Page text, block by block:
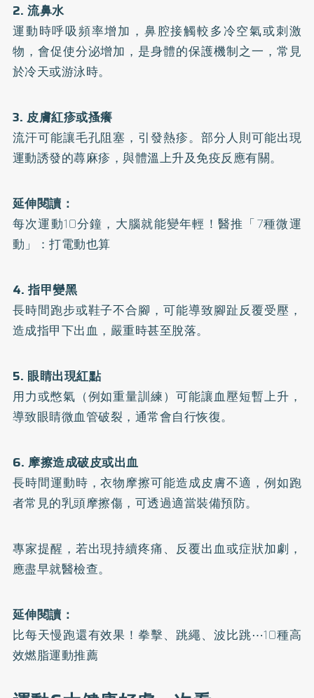
2. 流鼻水
運動時呼吸頻率增加，鼻腔接觸較多冷空氣或刺激
物，會促使分泌增加，是身體的保護機制之一，常見
於冷天或游泳時。
3. 皮膚紅疹或搔癢
流汗可能讓毛孔阻塞，引發熱疹。部分人則可能出現
運動誘發的蕁麻疹，與體溫上升及免疫反應有關。
延伸閱讀：
每次運動10分鐘，大腦就能變年輕！醫推「7種微運
動」：打電動也算
4. 指甲變黑
長時間跑步或鞋子不合腳，可能導致腳趾反覆受壓，
造成指甲下出血，嚴重時甚至脫落。
5. 眼睛出現紅點
用力或憋氣（例如重量訓練）可能讓血壓短暫上升，
導致眼睛微血管破裂，通常會自行恢復。
6. 摩擦造成破皮或出血
長時間運動時，衣物摩擦可能造成皮膚不適，例如跑
者常見的乳頭摩擦傷，可透過適當裝備預防。
專家提醒，若出現持續疼痛、反覆出血或症狀加劇，
應盡早就醫檢查。
延伸閱讀：
比每天慢跑還有效果！拳擊、跳繩、波比跳⋯10種高
效燃脂運動推薦